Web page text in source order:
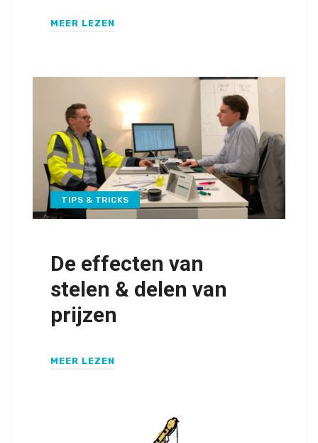
MEER LEZEN
TIPS & TRICKS
De effecten van
stelen & delen van
prijzen
MEER LEZEN